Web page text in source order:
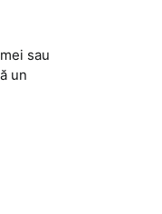
sau
un